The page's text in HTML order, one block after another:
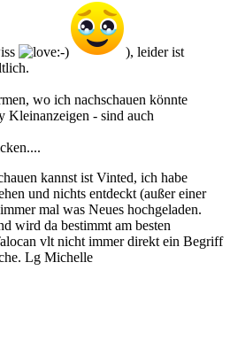
), leider ist
wo ich nachschauen könnte
Kleinanzeigen - sind auch
kannst ist Vinted, ich habe
und nichts entdeckt (außer einer
mal was Neues hochgeladen.
wird da bestimmt am besten
vlt nicht immer direkt ein Begriff
Lg Michelle